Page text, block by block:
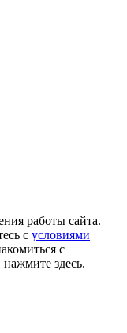
работы сайта.
с условиями
с
нажмите здесь.